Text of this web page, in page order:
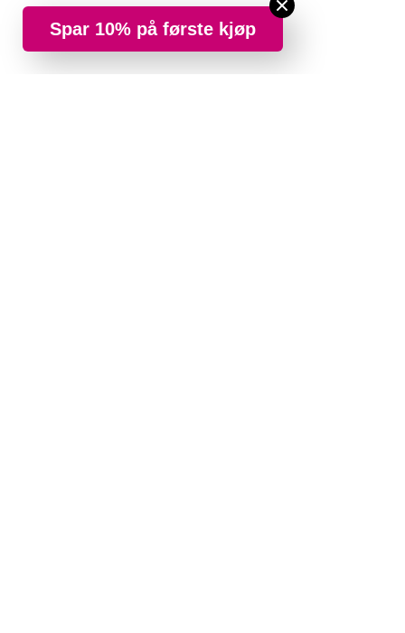
Spar 10% på første kjøp